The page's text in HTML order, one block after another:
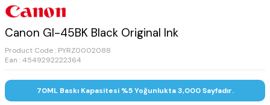
Canon GI-45BK Black Original Ink
Product Code : PYRZ0002088
Ean : 4549292222364
70ML Baskı Kapasitesi %5 Yoğunlukta 3,000 Sayfadır.